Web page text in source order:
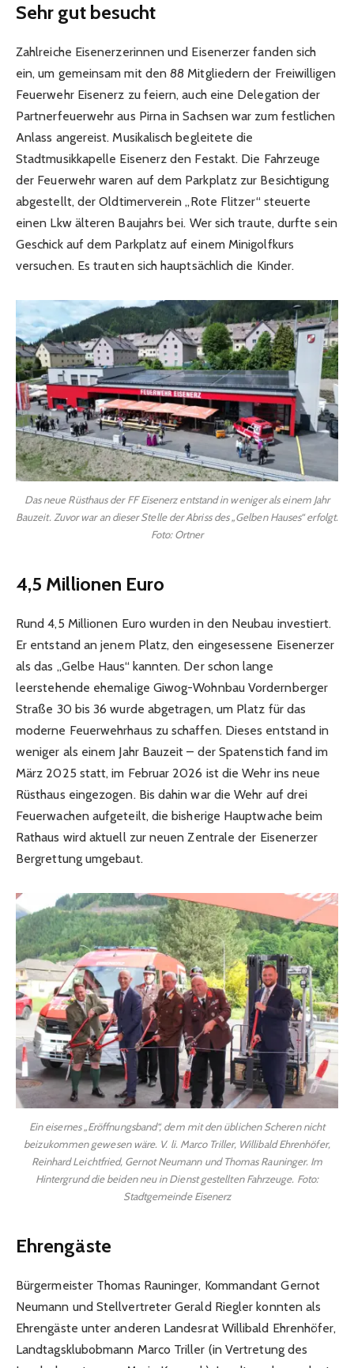
Sehr gut besucht
Zahlreiche Eisenerzerinnen und Eisenerzer fanden sich
ein, um gemeinsam mit den 88 Mitgliedern der Freiwilligen
Feuerwehr Eisenerz zu feiern, auch eine Delegation der
Partnerfeuerwehr aus Pirna in Sachsen war zum festlichen
Anlass angereist. Musikalisch begleitete die
Stadtmusikkapelle Eisenerz den Festakt. Die Fahrzeuge
der Feuerwehr waren auf dem Parkplatz zur Besichtigung
abgestellt, der Oldtimerverein „Rote Flitzer“ steuerte
einen Lkw älteren Baujahrs bei. Wer sich traute, durfte sein
Geschick auf dem Parkplatz auf einem Minigolfkurs
versuchen. Es trauten sich hauptsächlich die Kinder.
Das neue Rüsthaus der FF Eisenerz entstand in weniger als einem Jahr
Bauzeit. Zuvor war an dieser Stelle der Abriss des „Gelben Hauses“ erfolgt.
Foto: Ortner
4,5 Millionen Euro
Rund 4,5 Millionen Euro wurden in den Neubau investiert.
Er entstand an jenem Platz, den eingesessene Eisenerzer
als das „Gelbe Haus“ kannten. Der schon lange
leerstehende ehemalige Giwog-Wohnbau Vordernberger
Straße 30 bis 36 wurde abgetragen, um Platz für das
moderne Feuerwehrhaus zu schaffen. Dieses entstand in
weniger als einem Jahr Bauzeit – der Spatenstich fand im
März 2025 statt, im Februar 2026 ist die Wehr ins neue
Rüsthaus eingezogen. Bis dahin war die Wehr auf drei
Feuerwachen aufgeteilt, die bisherige Hauptwache beim
Rathaus wird aktuell zur neuen Zentrale der Eisenerzer
Bergrettung umgebaut.
Ein eisernes „Eröffnungsband“, dem mit den üblichen Scheren nicht
beizukommen gewesen wäre. V. li. Marco Triller, Willibald Ehrenhöfer,
Reinhard Leichtfried, Gernot Neumann und Thomas Rauninger. Im
Hintergrund die beiden neu in Dienst gestellten Fahrzeuge. Foto:
Stadtgemeinde Eisenerz
Ehrengäste
Bürgermeister Thomas Rauninger, Kommandant Gernot
Neumann und Stellvertreter Gerald Riegler konnten als
Ehrengäste unter anderen Landesrat Willibald Ehrenhöfer,
Landtagsklubobmann Marco Triller (in Vertretung des